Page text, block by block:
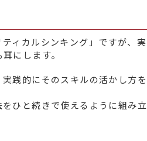
ィカルシンキング」ですが、実
にします。
践的にそのスキルの活かし方を
ひと続きで使えるように組み立